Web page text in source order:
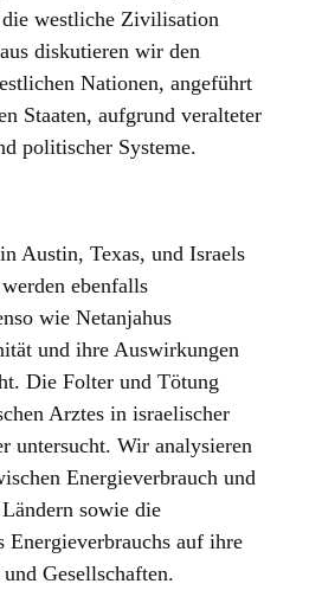
westliche Zivilisation
diskutieren wir den
Nationen, angeführt
Staaten, aufgrund veralteter
politischer Systeme.
Austin, Texas, und Israels
ebenfalls
wie Netanjahus
und ihre Auswirkungen
Die Folter und Tötung
Arztes in israelischer
untersucht. Wir analysieren
Energieverbrauch und
sowie die
Energieverbrauchs auf ihre
Gesellschaften.